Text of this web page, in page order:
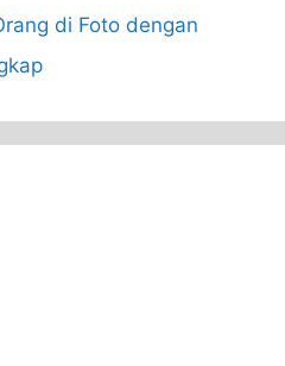
di Foto dengan